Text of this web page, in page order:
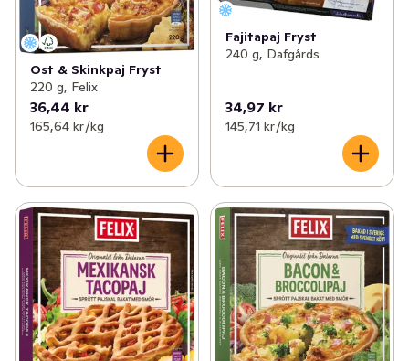
Ost & Skinkpaj Fryst
220 g, Felix
36,44 kr
165,64 kr /kg
Fajitapaj Fryst
240 g, Dafgårds
34,97 kr
145,71 kr /kg